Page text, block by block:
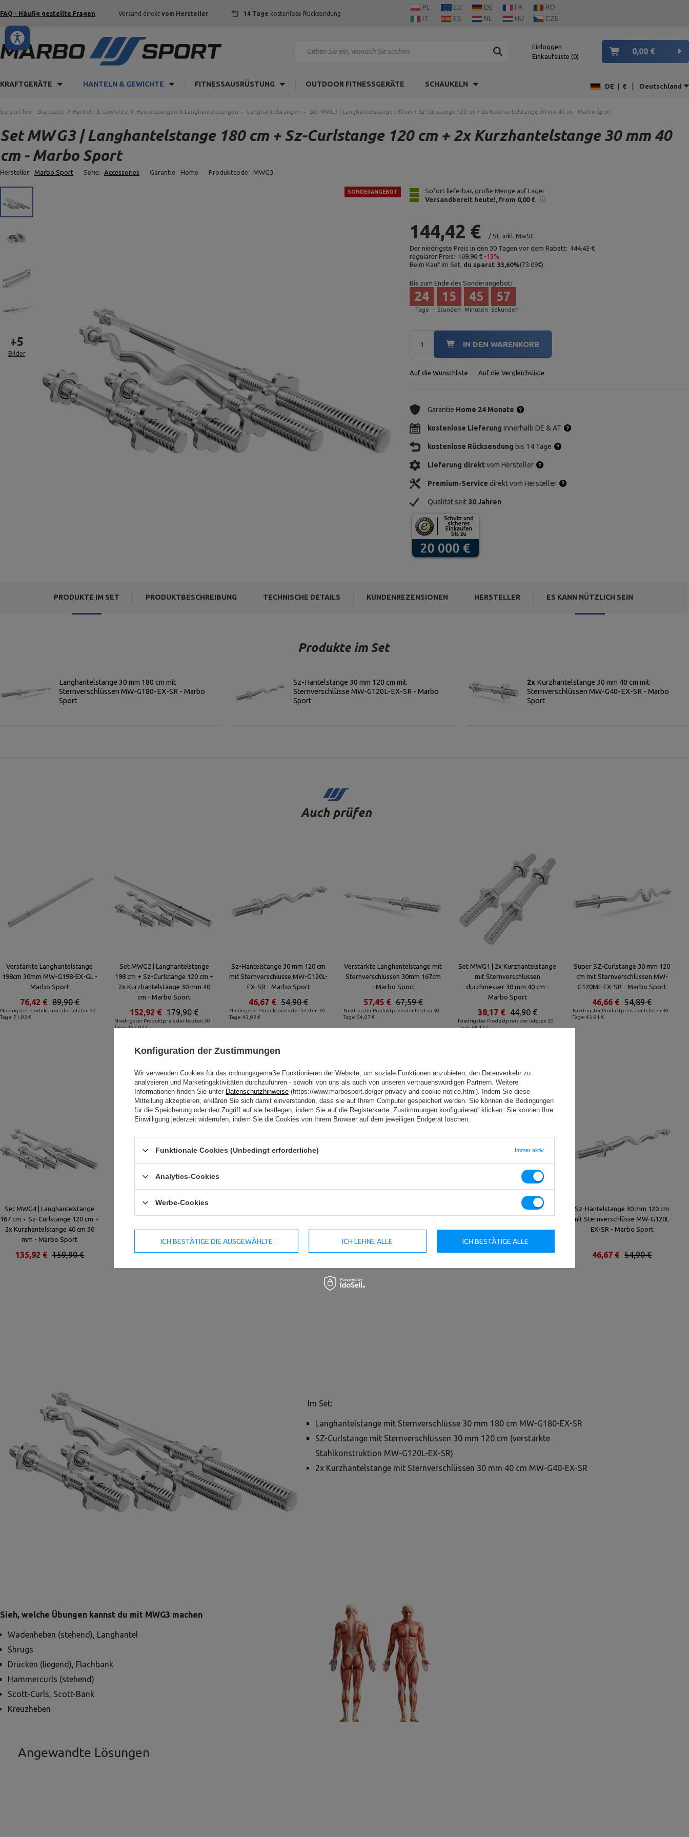
FAQ - Häufig gestellte Fragen Versand direkt vom Hersteller 14 Tage kostenlose Rücksendung
PL EU DE FR
RO
IT
ES NL HU CZE
Einloggen
Einkaufsliste 0
0,00 €
KRAFTGERÄTE HANTELN & GEWICHTE FITNESSAUSRÜSTUNG OUTDOOR FITNESSGERÄTE SCHAUKELN DE € | Deutschland
Sie sind hier: Startseite Hanteln & Gewichte Hantelstangen & Langhantelstangen Langhantelstangen Set MWG3 | Langhantelstange 180 cm + Sz-Curlstange 120 cm + 2x Kurzhantelstange 30 mm 40 cm - Marbo Sport
Set MWG3 | Langhantelstange 180 cm + Sz-Curlstange 120 cm + 2x Kurzhantelstange 30 mm 40
cm - Marbo Sport
Hersteller: Marbo Sport Serie: Accessories Garantie: Home Produktcode: MWG3
+5
Bilder
SONDERANGEBOT
Sofort lieferbar, große Menge auf Lager
Versandbereit heute! from 0,00 €
144,42 € / St. inkl. MwSt.
Der niedrigste Preis in den 30 Tagen vor dem Rabatt: 144,42 €
regulärer Preis: 169,90 € -15%
Beim Kauf im Set, du sparst 33,60%(73.09€)
Bis zum Ende des Sonderangebot:
Tage
24
Stunden
15
Minuten
45
Sekunden
56
IN DEN WARENKORB
Auf die Wunschliste Auf die Vergleichsliste
Garantie Home 24 Monate
kostenlose Lieferung innerhalb DE & AT
kostenlose Rücksendung bis 14 Tage
Lieferung direktvom Hersteller
Premium-Service direkt vom Hersteller
Qualität seit 30 Jahren
PRODUKTE IM SET PRODUKTBESCHREIBUNG TECHNISCHE DETAILS KUNDENREZENSIONEN HERSTELLER ES KANN NÜTZLICH SEIN
Produkte im Set
Langhantelstange 30 mm 180 cm mit
Sternverschlüssen MW-G180-EX-SR - Marbo
Sport
Sz-Hantelstange 30 mm 120 cm mit
Sternverschlüsse MW-G120L-EX-SR - Marbo
Sport
2x Kurzhantelstange 30 mm 40 cm mit
Sternverschlüssen MW-G40-EX-SR - Marbo
Sport
Auch prüfen
Verstärkte Langhantelstange
198cm 30mm MW-G198-EX-GL -
Marbo Sport
Niedrigster Produktpreis der letzten 30
Tage: 71,92 €
89,90 €
76,42 €
Set MWG2 | Langhantelstange
198 cm + Sz-Curlstange 120 cm +
2x Kurzhantelstange 30 mm 40
cm - Marbo Sport
Niedrigster Produktpreis der letzten 30
Tage: 152,92 €
179,90 €
152,92 €
Sz-Hantelstange 30 mm 120 cm
mit Sternverschlüsse MW-G120L-
EX-SR - Marbo Sport
Niedrigster Produktpreis der letzten 30
Tage: 43,92 €
54,90 €
46,67 €
Verstärkte Langhantelstange mit
Sternverschlüssen 30mm 167cm
- Marbo Sport
Niedrigster Produktpreis der letzten 30
Tage: 54,07 €
67,59 €
57,45 €
Set MWG1 | 2x Kurzhantelstange
mit Sternverschlüssen
durchmesser 30 mm 40 cm -
Marbo Sport
Niedrigster Produktpreis der letzten 30
Tage: 38,17 €
44,90 €
38,17 €
Super SZ-Curlstange 30 mm 120
cm mit Sternverschlüssen MW-
G120ML-EX-SR - Marbo Sport
Niedrigster Produktpreis der letzten 30
Tage: 43,91 €
54,89 €
46,66 €
Set MWG4 | Langhantelstange
167 cm + Sz-Curlstange 120 cm +
2x Kurzhantelstange 40 cm 30
mm - Marbo Sport
159,90 €
135,92 €
Marbo Sport
89,90 €
76,42 €
G120ML-EX-SR - Marbo Sport
54,89 €
46,66 €
- Marbo Sport
67,59 €
57,45 €
Set MWG2 | Langhantelstange
2x Kurzhantelstange 30 mm 40
cm - Marbo Sport
179,90 €
152,92 €
Sz-Hantelstange 30 mm 120 cm
mit Sternverschlüsse MW-G120L-
EX-SR - Marbo Sport
54,90 €
46,67 €
Im Set:
Langhantelstange mit Sternverschlüsse 30 mm 180 cm MW-G180-EX-SR
SZ-Curlstange mit Sternverschlüssen 30 mm 120 cm (verstärkte
Stahlkonstruktion MW-G120L-EX-SR)
2x Kurzhantelstange mit Sternverschlüssen 30 mm 40 cm MW-G40-EX-SR
Sieh, welche Übungen kannst du mit MWG3 machen
Wadenheben (stehend), Langhantel
Shrugs
Drücken (liegend), Flachbank
Hammercurls (stehend)
Scott-Curls, Scott-Bank
Kreuzheben
Angewandte Lösungen
Konfiguration der Zustimmungen
Wir verwenden Cookies für das ordnungsgemäße Funktionieren der Website, um soziale Funktionen anzubieten, den Datenverkehr zu
analysieren und Marketingaktivitäten durchzuführen - sowohl von uns als auch von unseren vertrauenswürdigen Partnern. Weitere
Informationen finden Sie unter Datenschutzhinweise (https://www.marbosport.de/ger-privacy-and-cookie-notice.html). Indem Sie diese
Mitteilung akzeptieren, erklären Sie sich damit einverstanden, dass sie auf Ihrem Computer gespeichert werden. Sie können die Bedingungen
für die Speicherung oder den Zugriff auf sie festlegen, indem Sie auf die Registerkarte „Zustimmungen konfigurieren“ klicken. Sie können Ihre
Einwilligung jederzeit widerrufen, indem Sie die Cookies von Ihrem Browser auf dem jeweiligen Endgerät löschen.
Funktionale Cookies (Unbedingt erforderliche) Immer aktiv
Analytics-Cookies
Werbe-Cookies
ICH BESTÄTIGE DIE AUSGEWÄHLTE ICH LEHNE ALLE ICH BESTÄTIGE ALLE